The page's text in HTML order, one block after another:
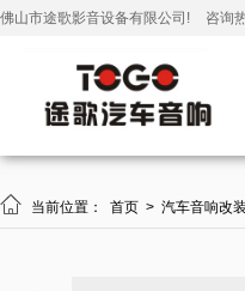
佛山市途歌影音设备有限公司! 咨询
 当前位置： 首页 > 汽车音响改